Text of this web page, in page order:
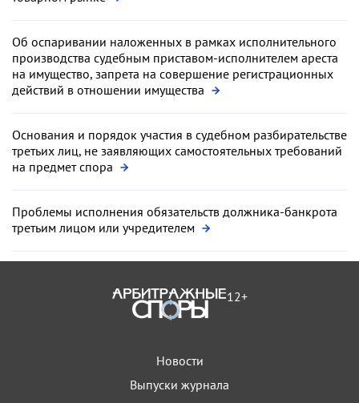
Об оспаривании наложенных в рамках исполнительного
производства судебным приставом-исполнителем ареста
на имущество, запрета на совершение регистрационных
действий в отношении имущества
Основания и порядок участия в судебном разбирательстве
третьих лиц, не заявляющих самостоятельных требований
на предмет спора
Проблемы исполнения обязательств должника-банкрота
третьим лицом или учредителем
12+
Новости
Выпуски журнала